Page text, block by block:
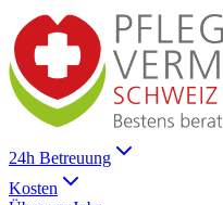
24h Betreuung
Kosten